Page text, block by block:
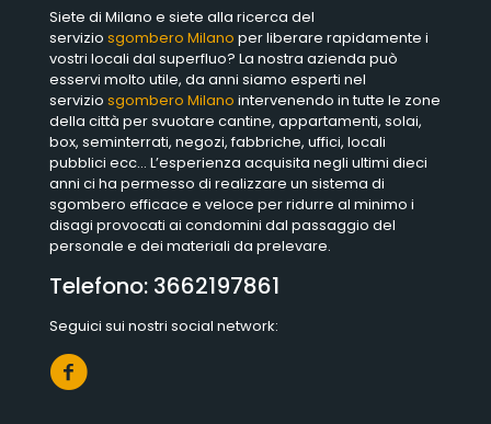
Siete di Milano e siete alla ricerca del
servizio sgombero Milano per liberare rapidamente i
vostri locali dal superfluo? La nostra azienda può
esservi molto utile, da anni siamo esperti nel
servizio sgombero Milano intervenendo in tutte le zone
della città per svuotare cantine, appartamenti, solai,
box, seminterrati, negozi, fabbriche, uffici, locali
pubblici ecc… L’esperienza acquisita negli ultimi dieci
anni ci ha permesso di realizzare un sistema di
sgombero efficace e veloce per ridurre al minimo i
disagi provocati ai condomini dal passaggio del
personale e dei materiali da prelevare.
Telefono: 3662197861
Seguici sui nostri social network: